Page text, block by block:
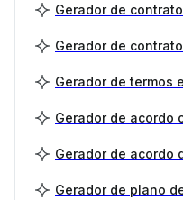
Gerador de
Gerador de
Gerador de termos
Gerador de acordo
Gerador de acordo
Gerador de plano